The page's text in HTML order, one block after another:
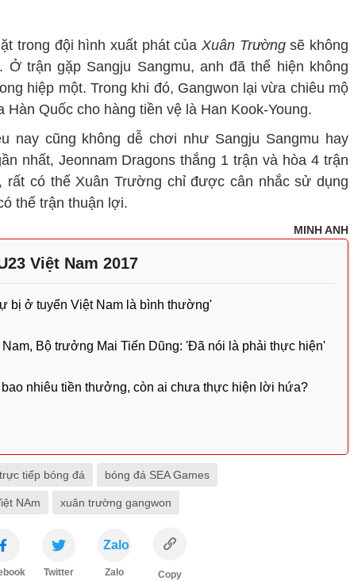
trong đội hình xuất phát của Xuân Trườngsẽ không
trận gặp Sangju Sangmu, anh đã thể hiện không
hiệp một. Trong khi đó, Gangwon lại vừa chiêu mộ
Hàn Quốc cho hàng tiền vệ là Han Kook-Young.
nay cũng không dễ chơi như Sangju Sangmu hay
nhất, Jeonnam Dragons thắng 1 trận và hòa 4 trận
rất có thể Xuân Trường chỉ được cân nhắc sử dụng
thế trận thuận lợi.
MINH ANH
Việt Nam 2017
bị ở tuyển Việt Nam là bình thường'
Bộ trưởng Mai Tiến Dũng: 'Đã nói là phải thực hiện'
nhiêu tiền thưởng, còn ai chưa thực hiện lời hứa?
trực tiếp bóng đá bóng đá SEA Games
NAm xuân trường gangwon
Twitter
Zalo
Zalo Copy